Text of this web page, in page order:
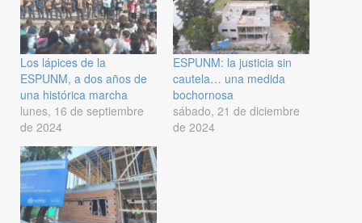
Los lápices de la
ESPUNM, a dos años de
una histórica marcha
lunes, 16 de septiembre
de 2024
ESPUNM: la justicia sin
cautela… una medida
bochornosa
sábado, 21 de diciembre
de 2024